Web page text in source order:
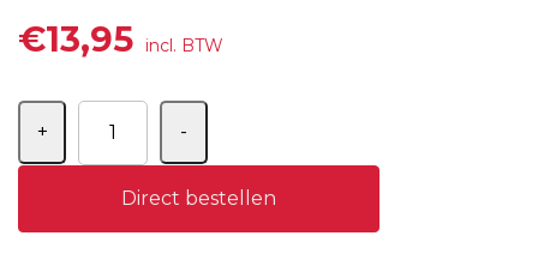
€13,95 incl. BTW
+
-
Direct bestellen